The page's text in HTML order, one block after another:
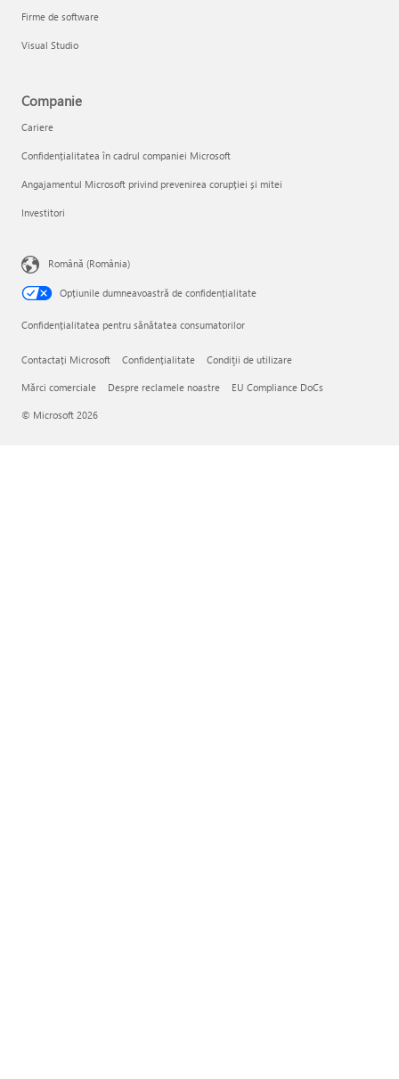
Firme de software
Visual Studio
Companie
Cariere
Confidențialitatea în cadrul companiei Microsoft
Angajamentul Microsoft privind prevenirea corupției și mitei
Investitori
Română (România)
Opțiunile dumneavoastră de confidențialitate
Confidențialitatea pentru sănătatea consumatorilor
Contactați Microsoft Confidențialitate Condiţii de utilizare
Mărci comerciale Despre reclamele noastre EU Compliance DoCs
© Microsoft 2026